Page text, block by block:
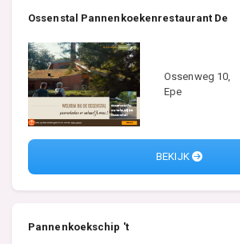
Ossenstal Pannenkoekenrestaurant De
Ossenweg 10,
Epe
BEKIJK
Pannenkoekschip 't